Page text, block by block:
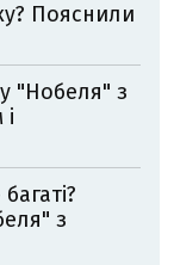
Пояснили
"Нобеля" з
з